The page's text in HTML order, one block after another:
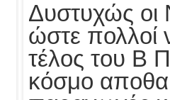
Δυστυχώς οι
ώστε πολλοί
τέλος του Β
κόσμο